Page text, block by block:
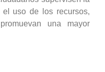
el uso de los recursos,
una mayor